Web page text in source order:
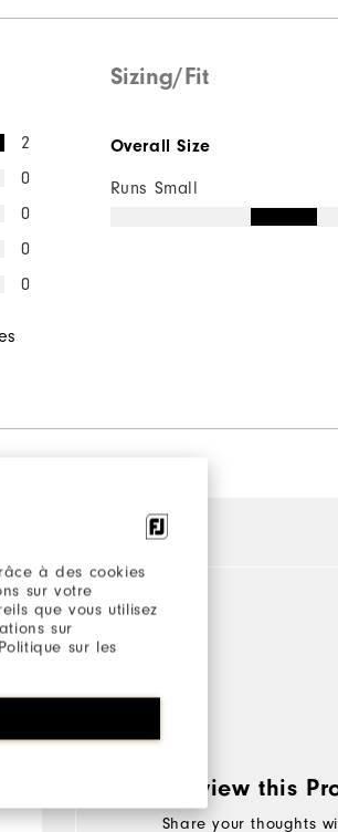
à des cookies
sur votre
que vous utilisez
sur
sur les
2
0
0
0
0
Sizing/Fit
Overall Size
Runs Small
Review this
Share your thoughts